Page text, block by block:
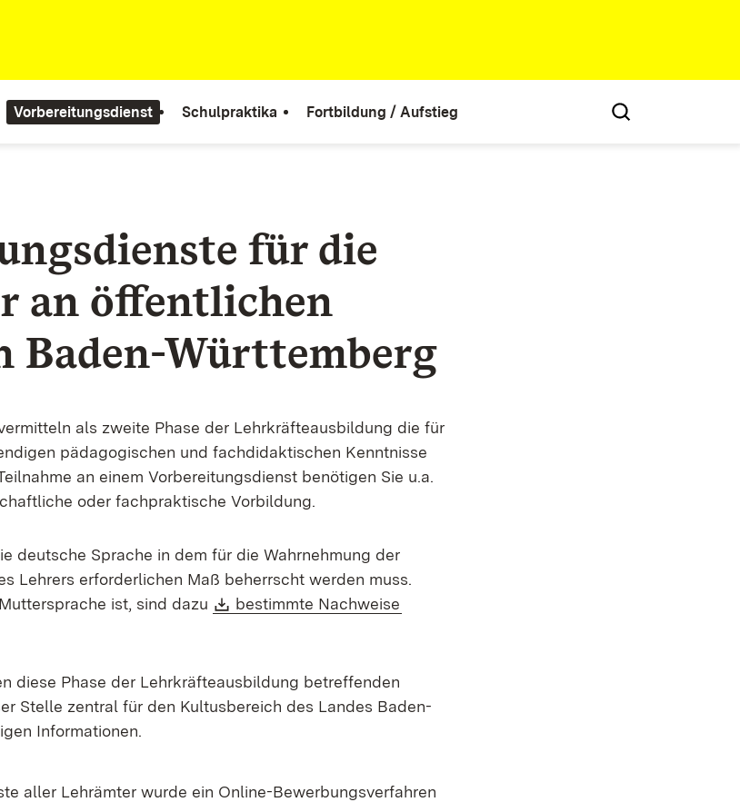
Vorbereitungsdienst Schulpraktika Fortbildung / Aufstieg
für die
an öffentlichen
Baden-Württemberg
als zweite Phase der Lehrkräfteausbildung die für
pädagogischen und fachdidaktischen Kenntnisse
an einem Vorbereitungsdienst benötigen Sie u.a.
oder fachpraktische Vorbildung.
deutsche Sprache in dem für die Wahrnehmung der
Lehrers erforderlichen Maß beherrscht werden muss.
ist, sind dazu
Download:
bestimmte Nachweise
diese Phase der Lehrkräfteausbildung betreffenden
Stelle zentral für den Kultusbereich des Landes Baden-
Informationen.
aller Lehrämter wurde ein Online-Bewerbungsverfahren